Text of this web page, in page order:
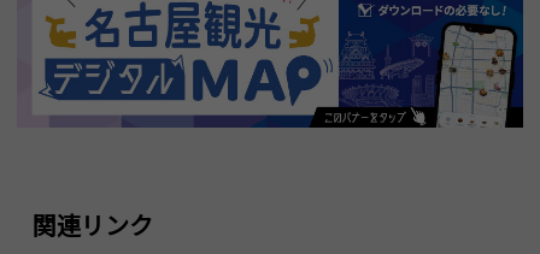
関連リンク